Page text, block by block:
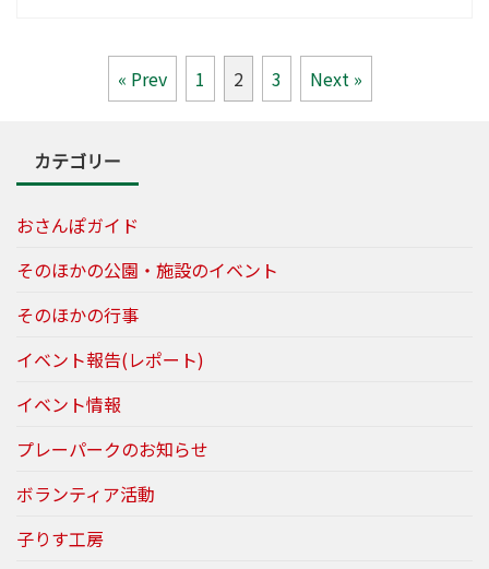
« Prev 1 2 3 Next »
カテゴリー
おさんぽガイド
そのほかの公園・施設のイベント
そのほかの行事
イベント報告(レポート)
イベント情報
プレーパークのお知らせ
ボランティア活動
子りす工房